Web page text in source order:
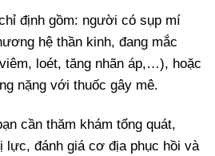
định gồm: người có sụp mí
hệ thần kinh, đang mắc
loét, tăng nhãn áp,…), hoặc
nặng với thuốc gây mê.
cần thăm khám tổng quát,
lực, đánh giá cơ địa phục hồi và